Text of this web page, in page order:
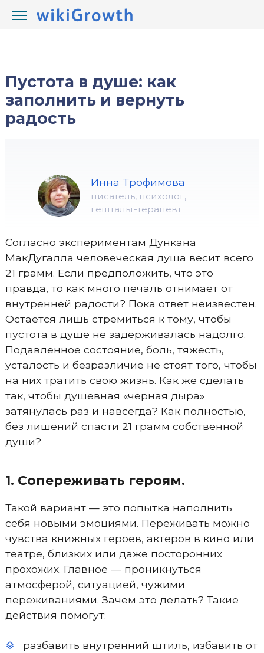
wikiGrowth.com / Жизнь / болит душа
Пустота в душе: как
заполнить и вернуть
радость
Инна Трофимова
писатель, психолог,
гештальт-терапевт
Согласно экспериментам Дункана
МакДугалла человеческая душа весит всего
21 грамм. Если предположить, что это
правда, то как много печаль отнимает от
внутренней радости? Пока ответ неизвестен.
Остается лишь стремиться к тому, чтобы
пустота в душе не задерживалась надолго.
Подавленное состояние, боль, тяжесть,
усталость и безразличие не стоят того, чтобы
на них тратить свою жизнь. Как же сделать
так, чтобы душевная «черная дыра»
затянулась раз и навсегда? Как полностью,
без лишений спасти 21 грамм собственной
души?
1. Сопереживать героям.
Такой вариант — это попытка наполнить
себя новыми эмоциями. Переживать можно
чувства книжных героев, актеров в кино или
театре, близких или даже посторонних
прохожих. Главное — проникнуться
атмосферой, ситуацией, чужими
переживаниями. Зачем это делать? Такие
действия помогут:
разбавить внутренний штиль, избавить от